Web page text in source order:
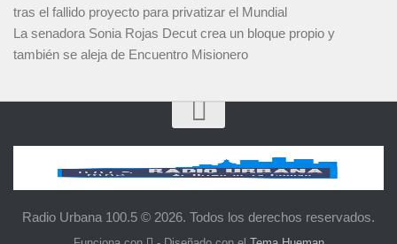
tras el fallido proyecto para privatizar el Mundial
La senadora Sonia Rojas Decut crea un bloque propio y
también se aleja de Encuentro Misionero
Radio Urbana 100.5 © 2026. Todos los derechos reservados.